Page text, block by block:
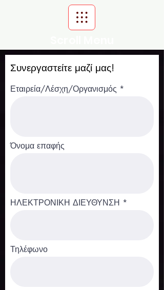
Συνεργαστείτε μαζί μας!
Εταιρεία/Λέσχη/Οργανισμός
Όνομα επαφής
ΗΛΕΚΤΡΟΝΙΚΗ ΔΙΕΥΘΥΝΣΗ
Τηλέφωνο